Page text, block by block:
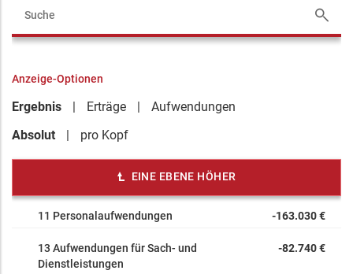
Anzeige-Optionen
Ergebnis Erträge
Aufwendungen
Absolut
pro Kopf
EINE EBENE HÖHER
11 Personalaufwendungen -163.030 €
13 Aufwendungen für Sach- und
Dienstleistungen
-82.740 €